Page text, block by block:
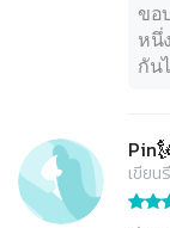
ขอ
หนึ่
กัน
เขียน